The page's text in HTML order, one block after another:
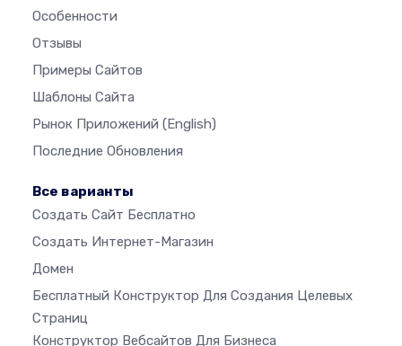
Особенности
Отзывы
Примеры Сайтов
Шаблоны Сайта
Рынок Приложений (English)
Последние Обновления
Все варианты
Создать Сайт Бесплатно
Создать Интернет-Магазин
Домен
Бесплатный Конструктор Для Создания Целевых
Страниц
Конструктор Вебсайтов Для Бизнеса